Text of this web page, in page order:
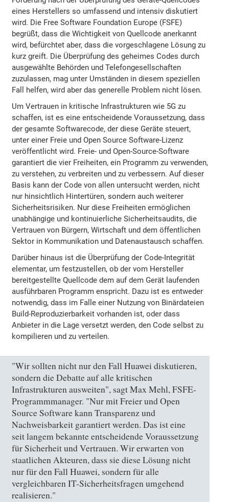
eines Herstellers so umfassend und intensiv diskutiert
wird. Die Free Software Foundation Europe (FSFE)
begrüßt, dass die Wichtigkeit von Quellcode anerkannt
wird, befürchtet aber, dass die vorgeschlagene Lösung zu
kurz greift. Die Überprüfung des geheimes Codes durch
ausgewählte Behörden und Telefongesellschaften
zuzulassen, mag unter Umständen in diesem speziellen
Fall helfen, wird aber das generelle Problem nicht lösen.
Um Vertrauen in kritische Infrastrukturen wie 5G zu
schaffen, ist es eine entscheidende Voraussetzung, dass
der gesamte Softwarecode, der diese Geräte steuert,
unter einer Freie und Open Source Software-Lizenz
veröffentlicht wird. Freie- und Open-Source-Software
garantiert die vier Freiheiten, ein Programm zu verwenden,
zu verstehen, zu verbreiten und zu verbessern. Auf dieser
Basis kann der Code von allen untersucht werden, nicht
nur hinsichtlich Hintertüren, sondern auch weiterer
Sicherheitsrisiken. Nur diese Freiheiten ermöglichen
unabhängige und kontinuierliche Sicherheitsaudits, die
Vertrauen von Bürgern, Wirtschaft und dem öffentlichen
Sektor in Kommunikation und Datenaustausch schaffen.
Darüber hinaus ist die Überprüfung der Code-Integrität
elementar, um festzustellen, ob der vom Hersteller
bereitgestellte Quellcode dem auf dem Gerät laufenden
ausführbaren Programm enspricht. Dazu ist es entweder
notwendig, dass im Falle einer Nutzung von Binärdateien
Build-Reproduzierbarkeit vorhanden ist, oder dass
Anbieter in die Lage versetzt werden, den Code selbst zu
kompilieren und zu verteilen.
"Wir sollten nicht nur den Fall Huawei diskutieren,
sondern die Debatte auf alle kritischen
Infrastrukturen ausweiten", sagt Max Mehl, FSFE-
Programmmanager. "Nur mit Freier und Open
Source Software kann Transparenz und
Nachweisbarkeit garantiert werden. Das ist eine
seit langem bekannte entscheidende Voraussetzung
für Sicherheit und Vertrauen. Wir erwarten von
staatlichen Akteuren, dass sie diese Lösung nicht
nur für den Fall Huawei, sondern für alle
vergleichbaren IT-Sicherheitsfragen umgehend
realisieren."